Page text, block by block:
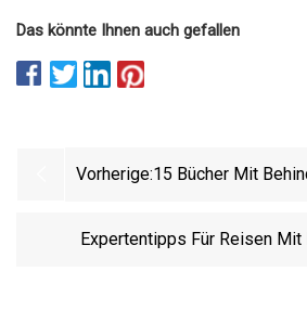
Das könnte Ihnen auch gefallen
Vorherige:15 Bücher Mit
Expertentipps Für Reisen Mit